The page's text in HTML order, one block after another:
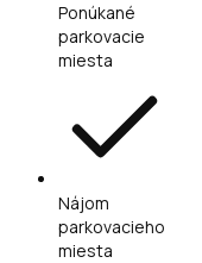
Ponúkané
parkovacie
miesta
Nájom
parkovacieho
miesta